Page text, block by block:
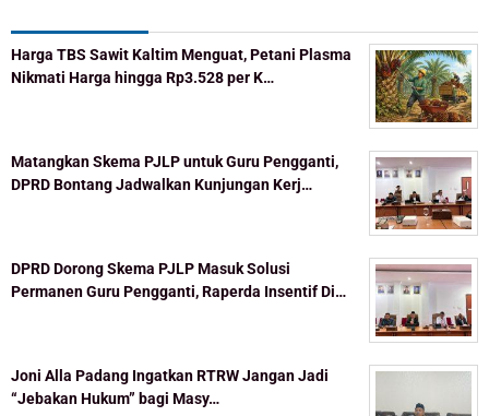
Harga TBS Sawit Kaltim Menguat, Petani Plasma
Nikmati Harga hingga Rp3.528 per K…
Matangkan Skema PJLP untuk Guru Pengganti,
DPRD Bontang Jadwalkan Kunjungan Kerj…
DPRD Dorong Skema PJLP Masuk Solusi
Permanen Guru Pengganti, Raperda Insentif Di…
Joni Alla Padang Ingatkan RTRW Jangan Jadi
“Jebakan Hukum” bagi Masy…